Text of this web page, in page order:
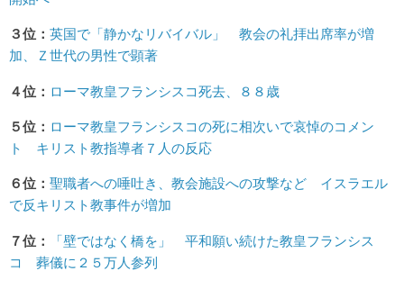
３位： 英国で「静かなリバイバル」 教会の礼拝出席率が増
加、Ｚ世代の男性で顕著
４位： ローマ教皇フランシスコ死去、８８歳
５位： ローマ教皇フランシスコの死に相次いで哀悼のコメン
ト キリスト教指導者７人の反応
６位： 聖職者への唾吐き、教会施設への攻撃など イスラエル
で反キリスト教事件が増加
７位：
「壁ではなく橋を」 平和願い続けた教皇フランシス
コ 葬儀に２５万人参列